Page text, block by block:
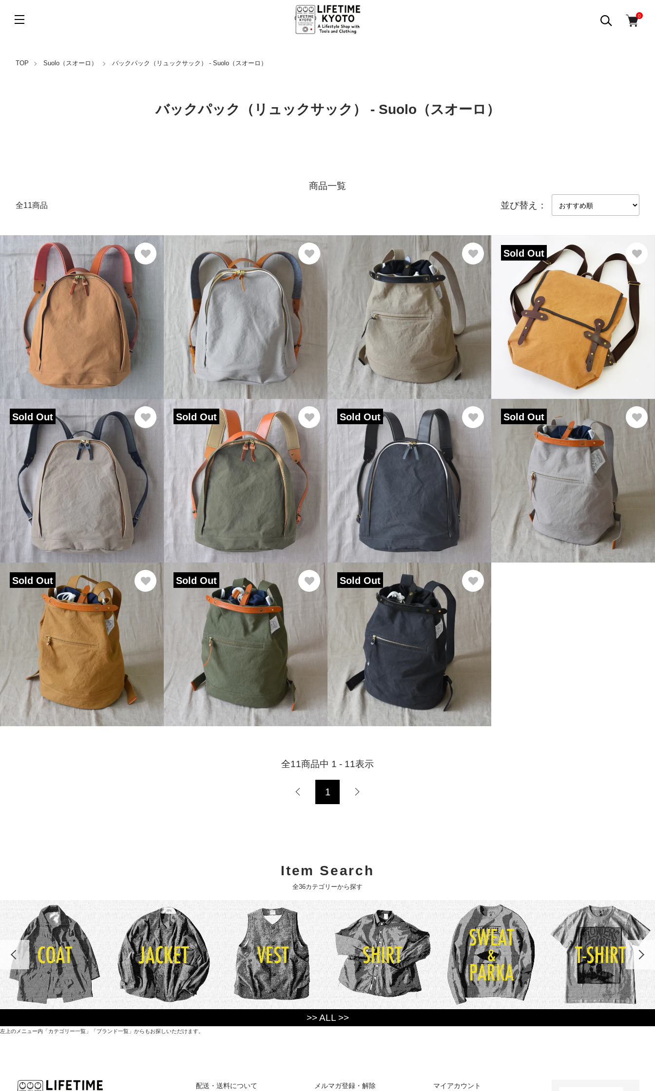
0
TOP Suolo（スオーロ） バックパック（リュックサック） - Suolo（スオーロ）
バックパック（リュックサック） - Suolo（スオーロ）
商品一覧
全11商品 並び替え：
Sold Out
Sold Out Sold Out Sold Out Sold Out
Sold Out Sold Out Sold Out
全11商品中 1 - 11表示
1
Item Search
全36カテゴリーから探す
>> ALL >>
左上のメニュー内「カテゴリー一覧」「ブランド一覧」からもお探しいただけます。
オリジナルを含むファッションアイテムが中心の配送・送料について メルマガ登録・解除 マイアカウント